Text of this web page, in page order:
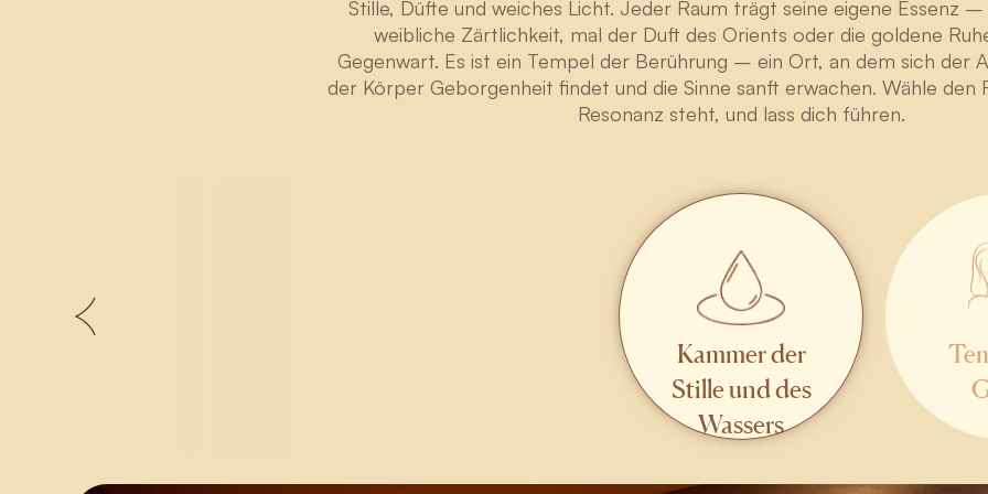
Stille, Düfte und weiches Licht. Jeder Raum trägt seine eigene Essenz
weibliche Zärtlichkeit, mal der Duft des Orients oder die goldene
Gegenwart. Es ist ein Tempel der Berührung – ein Ort, an dem sich der
der Körper Geborgenheit findet und die Sinne sanft erwachen. Wähle den
Resonanz steht, und lass dich führen.
Kammer der
Stille und des
Wassers